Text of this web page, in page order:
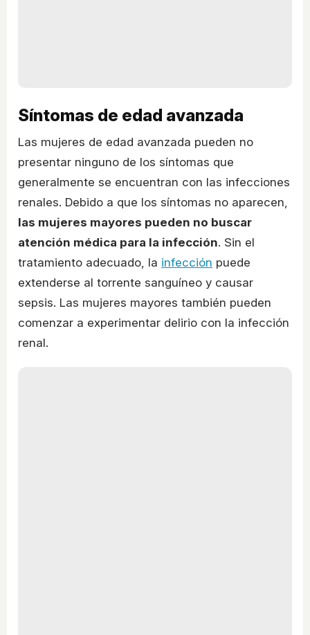
Síntomas de edad avanzada
Las mujeres de edad avanzada pueden no
presentar ninguno de los síntomas que
generalmente se encuentran con las infecciones
renales. Debido a que los síntomas no aparecen,
las mujeres mayores pueden no buscar
atención médica para la infección. Sin el
tratamiento adecuado, la infección puede
extenderse al torrente sanguíneo y causar
sepsis. Las mujeres mayores también pueden
comenzar a experimentar delirio con la infección
renal.